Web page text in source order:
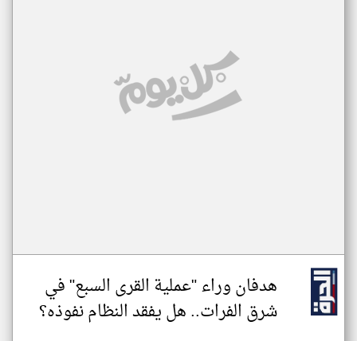
هدفان وراء "عملية القرى السبع" في
شرق الفرات.. هل يفقد النظام نفوذه؟